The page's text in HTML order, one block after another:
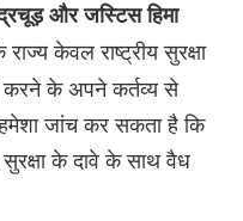
और जस्टिस हिमा
केवल राष्ट्रीय सुरक्षा
करने के अपने कर्तव्य से
जांच कर सकता है कि
के दावे के साथ वैध